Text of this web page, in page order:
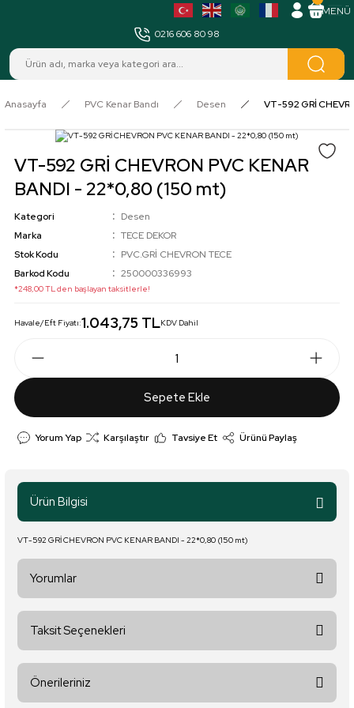
0216 606 80 98
Anasayfa PVC Kenar Bandı Desen VT-592 GRİ
VT-592 GRİ CHEVRON PVC KENAR
BANDI - 22*0,80 (150 mt)
Kategori
Desen
Marka
TECE DEKOR
Stok Kodu
PVC.GRİ CHEVRON TECE
Barkod Kodu
250000336993
*248,00 TL den başlayan taksitlerle!
Havale/Eft Fiyatı:1.043,75 TLKDV Dahil
Sepete Ekle
Yorum Yap Karşılaştır Tavsiye Et Ürünü Paylaş
Ürün Bilgisi
VT-592 GRİ CHEVRON PVC KENAR BANDI - 22*0,80 (150 mt)
Yorumlar
Taksit Seçenekleri
Önerileriniz